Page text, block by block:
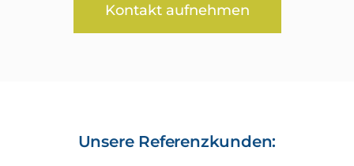
Kontakt aufnehmen
Unsere Referenzkunden: